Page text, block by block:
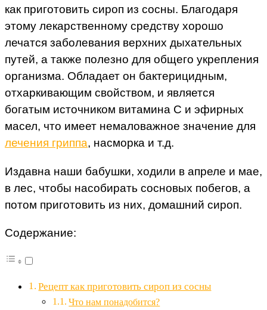
как приготовить сироп из сосны. Благодаря
этому лекарственному средству хорошо
лечатся заболевания верхних дыхательных
путей, а также полезно для общего укрепления
организма. Обладает он бактерицидным,
отхаркивающим свойством, и является
богатым источником витамина С и эфирных
масел, что имеет немаловажное значение для
лечения гриппа, насморка и т.д.
Издавна наши бабушки, ходили в апреле и мае,
в лес, чтобы насобирать сосновых побегов, а
потом приготовить из них, домашний сироп.
Содержание:
Рецепт как приготовить сироп из сосны
Что нам понадобится?